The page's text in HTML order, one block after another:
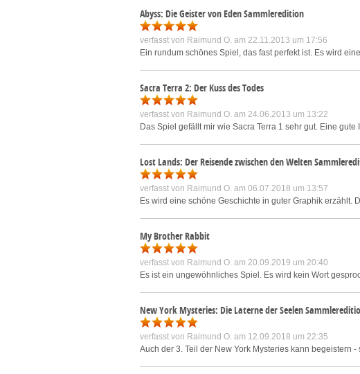
Abyss: Die Geister von Eden Sammleredition
verfasst von Raimund O. am 22.11.2013 um 17:56
Ein rundum schönes Spiel, das fast perfekt ist. Es wird
Sacra Terra 2: Der Kuss des Todes
verfasst von Raimund O. am 24.06.2013 um 13:22
Das Spiel gefällt mir wie Sacra Terra 1 sehr gut. Eine
Lost Lands: Der Reisende zwischen den Welten
verfasst von Raimund O. am 06.07.2018 um 13:57
Es wird eine schöne Geschichte in guter Graphik erzählt.
My Brother Rabbit
verfasst von Raimund O. am 20.09.2019 um 20:40
Es ist ein ungewöhnliches Spiel. Es wird kein Wort
New York Mysteries: Die Laterne der Seelen
verfasst von Raimund O. am 12.09.2018 um 22:35
Auch der 3. Teil der New York Mysteries kann begeistern